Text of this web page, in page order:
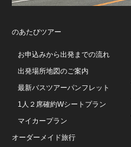
のあたびツアー
お申込みから出発までの流れ
出発場所地図のご案内
最新バスツアーパンフレット
1人２席確約Wシートプラン
マイカープラン
オーダーメイド旅行